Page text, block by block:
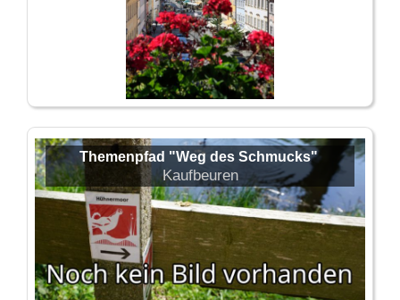
Themenpfad "Weg des Schmucks"
Kaufbeuren